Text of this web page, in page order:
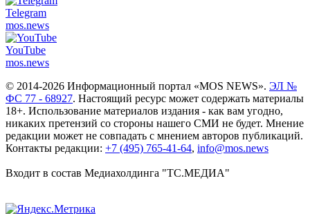
Telegram
mos.news
YouTube
mos.news
© 2014-2026 Информационный портал «MOS NEWS». ЭЛ №
ФС 77 - 68927. Настоящий ресурс может содержать материалы
18+. Использование материалов издания - как вам угодно,
никаких претензий со стороны нашего СМИ не будет. Мнение
редакции может не совпадать с мнением авторов публикаций.
Контакты редакции: +7 (495) 765-41-64, info@mos.news
Входит в состав Медиахолдинга "ТС.МЕДИА"